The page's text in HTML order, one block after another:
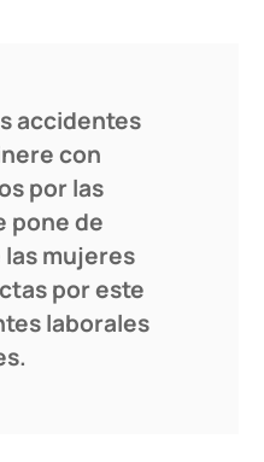
accidentes
con
por las
pone de
mujeres
por este
laborales